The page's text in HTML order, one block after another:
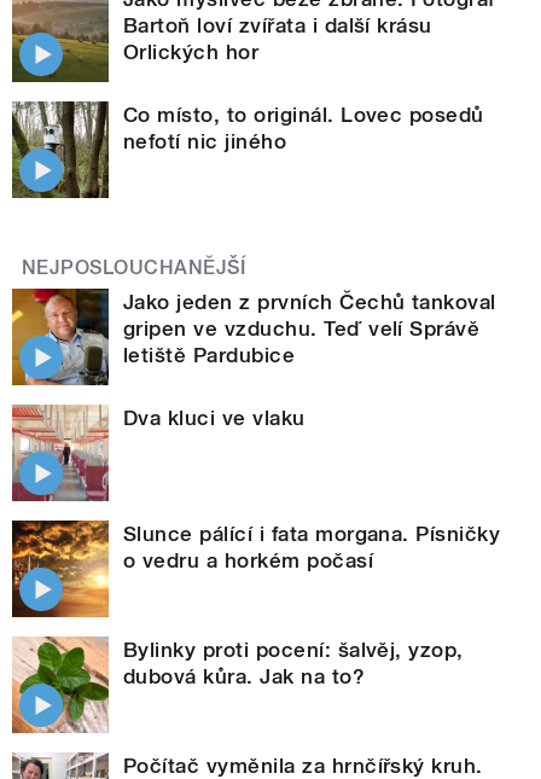
Bartoň loví zvířata i další krásu
Orlických hor
Co místo, to originál. Lovec posedů
nefotí nic jiného
NEJPOSLOUCHANĚJŠÍ
Jako jeden z prvních Čechů tankoval
gripen ve vzduchu. Teď velí Správě
letiště Pardubice
Dva kluci ve vlaku
Slunce pálící i fata morgana. Písničky
o vedru a horkém počasí
Bylinky proti pocení: šalvěj, yzop,
dubová kůra. Jak na to?
Počítač vyměnila za hrnčířský kruh.